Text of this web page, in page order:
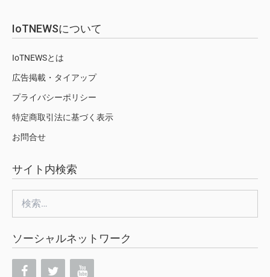
IoTNEWSについて
IoTNEWSとは
広告掲載・タイアップ
プライバシーポリシー
特定商取引法に基づく表示
お問合せ
サイト内検索
索:
ソーシャルネットワーク